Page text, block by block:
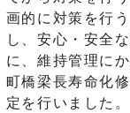
画的に対策を行
し、安心・安全
に、維持管理に
町橋梁長寿命化
定を行いました。